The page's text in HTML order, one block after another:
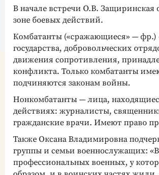
В начале встречи О.В. Защиринская
зоне боевых действий.
Комбатанты («сражающиеся» — фр.)
государства, добровольческих
движения сопротивления,
конфликта. Только комбатанты
подчиняются законам войны.
Нонкомбатанты — лица,
действиях: журналисты,
гражданские врачи. Имеют право
Также Оксана Владимировна
группы и семьи военнослужащих:
профессиональных военных, у